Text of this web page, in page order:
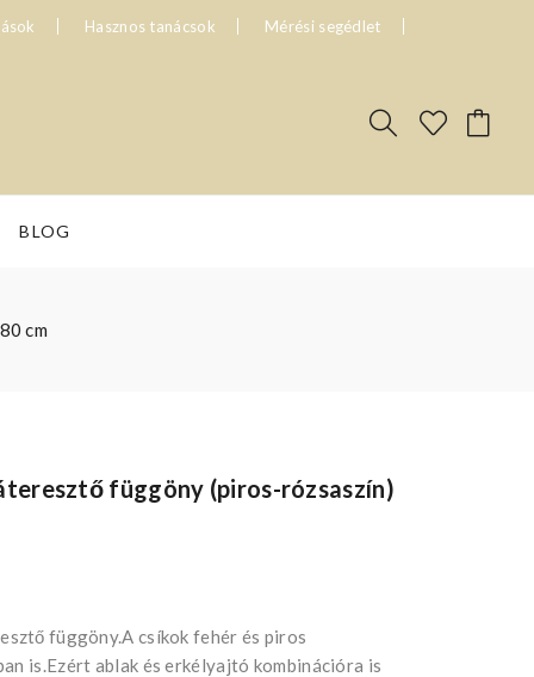
Hasznos tanácsok Mérési segédlet
BLOG
cm
függöny (piros-rózsaszín)
függöny.A csíkok fehér és piros
is.Ezért ablak és erkélyajtó kombinációra is